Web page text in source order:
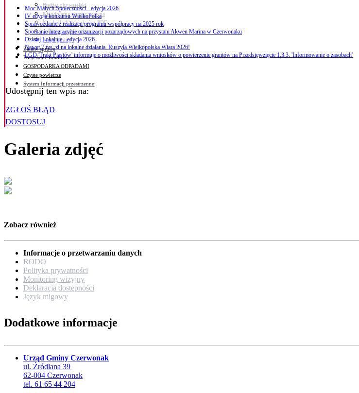
Budżet obywatelski
Nieodpłatna pomoc prawna
Niezbędnik mieszkańca PDF
Aplikacja mMieszkaniec
Mapa gminy
Załatw sprawę
Pozyskane fundusze
GOSPODARKA ODPADAMI
Czyste powietrze
System Informacji przestrzennej
Moc Małych Społeczności - edycja 2026
IV edycja konkursu WielkoPolka
Sprawozdanie z realizacji programu współpracy na 2025 rok
Spotkanie integracyjne organizacji pozarządowych na przystani Akwen Marina w Czerwonaku
Działaj Lokalnie - edycja 2026
Nawet 7 tys. zł na lokalne działania. Ruszyła Wielkopolska Wiara 2026!
LGD 'Trakt Piastów' informuje o możliwości składania wniosków o powierzenie grantów na Przedsięwzięcie 1.3.3. 'Informowanie o zasobach'
Udostępnij ten wpis na:
ZGŁOŚ BŁĄD
DOSTOSUJ
Galeria zdjęć
Zobacz również
Informacje o przetwarzaniu danych
RODO
Polityka prywatności
Monitoring wizyjny
Deklaracja dostępności
Język migowy
Dodatkowe informacje
Urząd Gminy Czerwonak
ul. Źródlana 39
62-004 Czerwonak
tel. 61 65 44 204